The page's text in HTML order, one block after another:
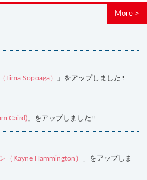
More >
Lima Sopoaga） 」をアップしました!!
Caird) 」をアップしました!!
（Kayne Hammington）
」をアップしま